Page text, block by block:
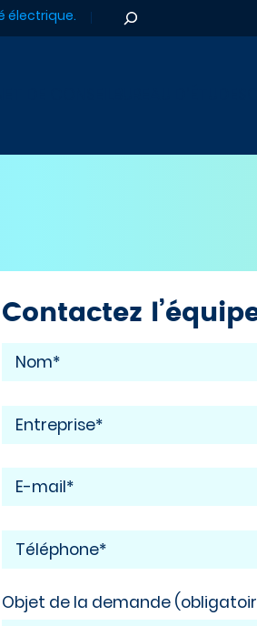
électrique. Rechercher
Contactez l’équipe
Objet de la demande